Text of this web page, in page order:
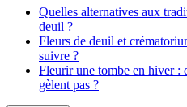
Quelles alternatives aux
deuil ?
Fleurs de deuil et
suivre ?
Fleurir une tombe en hiver :
gèlent pas ?